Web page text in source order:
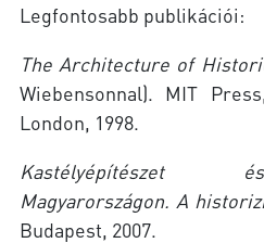
Legfontosabb publikációi:
The Architecture of
Wiebensonnal). MIT
London, 1998.
Kastélyépítészet
Magyarországon. A
Budapest, 2007.